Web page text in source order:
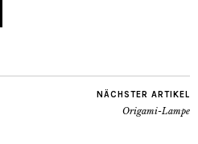
NÄCHSTER ARTIKEL
Origami-Lampe